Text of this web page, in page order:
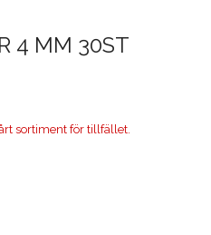
4 MM 30ST
sortiment för tillfället.